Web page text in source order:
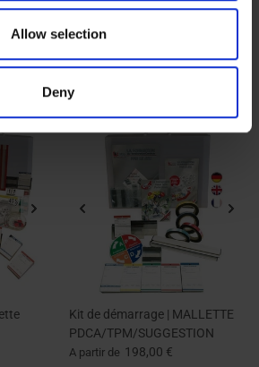
and analytics partners who
other information that you’ve
Allow selection
Deny
|
Jeu de formation en groupe |
Jeu TPM
A partir de 495,00 €
Kit de démarrage | MALLETTE
PDCA/TPM/SUGGESTION
A partir de 198,00 €